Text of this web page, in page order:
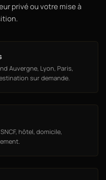
privé ou votre mise à
Auvergne, Lyon, Paris,
sur demande.
hôtel, domicile,